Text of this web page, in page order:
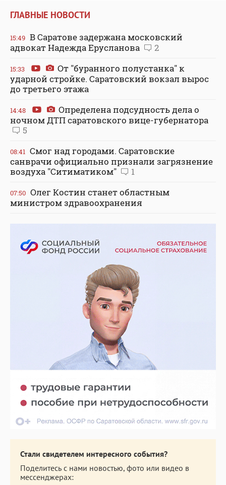
ГЛАВНЫЕ НОВОСТИ
15:49 В Саратове задержана московский
адвокат Надежда Ерусланова
2
15:33
От "буранного полустанка" к
ударной стройке. Саратовский вокзал вырос
до третьего этажа
14:48
Определена подсудность дела о
ночном ДТП саратовского вице-губернатора
5
08:41 Смог над городами. Саратовские
санврачи официально признали загрязнение
воздуха "Ситиматиком"
1
07:50 Олег Костин станет областным
министром здравоохранения
Стали свидетелем интересного события?
Поделитесь с нами новостью, фото или видео в
мессенджерах: